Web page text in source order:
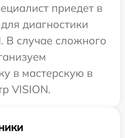
приедет в
диагностики
В случае сложного
в мастерскую в
VISION.